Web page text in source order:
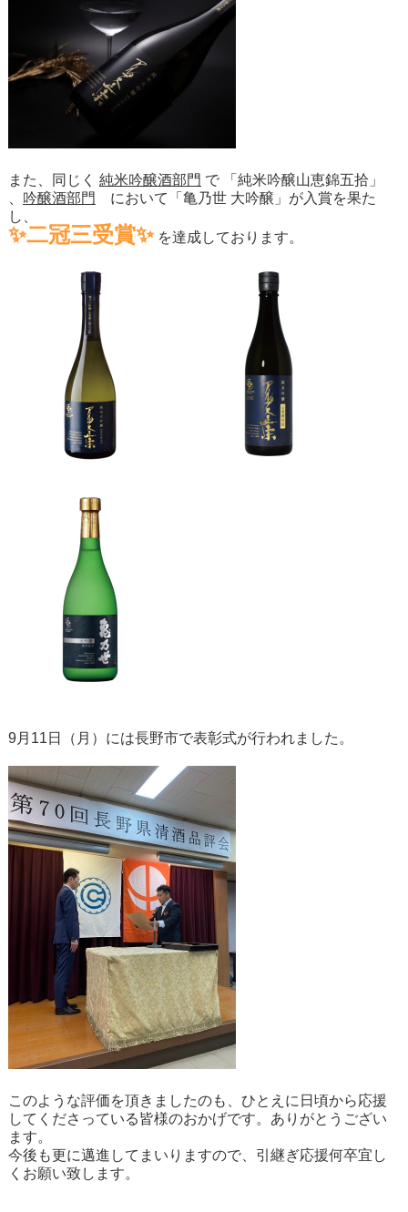
また、同じく 純米吟醸酒部門 で 「 純米吟醸山恵錦五拾」
吟醸酒部門 において「 亀乃世 大吟醸 」が入賞を果た
し、
✨二冠三受賞✨を達成しております。
9月11日（月）には長野市で表彰式が行われました。
このような評価を頂きましたのも、ひとえに日頃から応援
してくださっている皆様のおかげです。ありがとうござい
ます。
今後も更に邁進してまいりますので、引継ぎ応援何卒宜し
くお願い致します。